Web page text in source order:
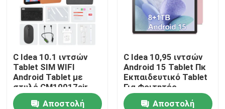
Βίντεο
Εμφάνιση VR
Σχετικά με εμάς
Γύρος εργοστασίων
C Idea 10.1 ιντσών
Tablet SIM WIFI
Android Tablet με
στυλό CM10017air
Πορτοκαλί
Αποστολή
C Idea 10,95 ιντσών
Android 15 Tablet Πκ
Εκπαιδευτικό Tablet
Για Φοιτητές
CM11000 Plus
Αποστολή